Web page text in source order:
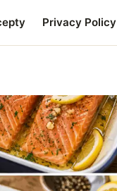
Privacy Policy